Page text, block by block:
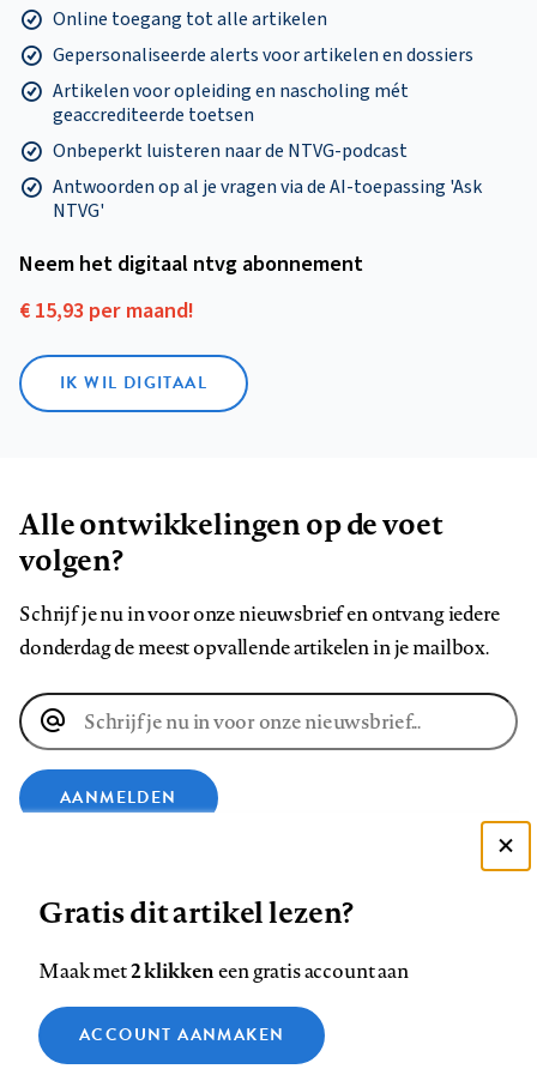
Online toegang tot alle artikelen
Gepersonaliseerde alerts voor artikelen en dossiers
Artikelen voor opleiding en nascholing mét
geaccrediteerde toetsen
Onbeperkt luisteren naar de NTVG-podcast
Antwoorden op al je vragen via de AI-toepassing 'Ask
NTVG'
Neem het digitaal ntvg abonnement
€ 15,93 per maand!
IK WIL DIGITAAL
Alle ontwikkelingen op de voet
volgen?
Schrijf je nu in voor onze nieuwsbrief en ontvang iedere
donderdag de meest opvallende artikelen in je mailbox.
E-
mailadres
AANMELDEN
op
Facebook
op
LinkedIn
op
Bluesky
ons
op
InstagramYouTube
Footer
Contact Colofon Disclaimer Privacy
Medische vragen verdienen
Zie onze cookie policy
Analytische cookies
Gratis dit artikel lezen?
Maak met2 klikkeneen gratis account aan
ACCOUNT AANMAKEN